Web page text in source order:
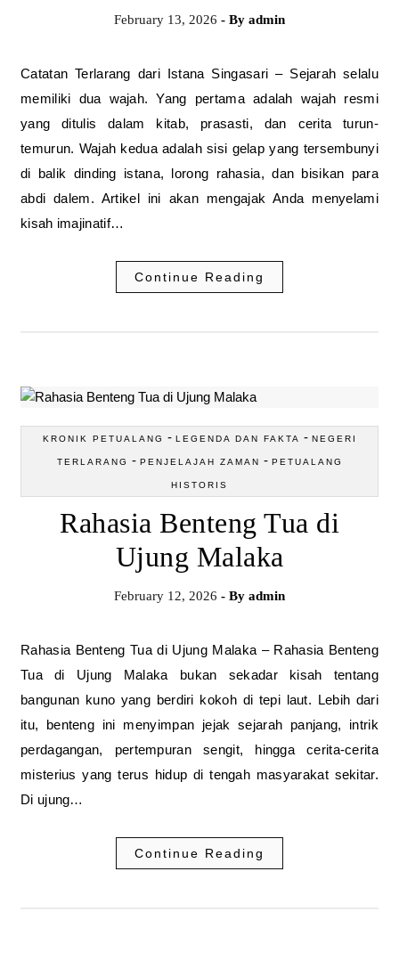
February 13, 2026 - By admin
Catatan Terlarang dari Istana Singasari – Sejarah selalu
memiliki dua wajah. Yang pertama adalah wajah resmi
yang ditulis dalam kitab, prasasti, dan cerita turun-
temurun. Wajah kedua adalah sisi gelap yang tersembunyi
di balik dinding istana, lorong rahasia, dan bisikan para
abdi dalem. Artikel ini akan mengajak Anda menyelami
kisah imajinatif…
Continue Reading
KRONIK PETUALANG - LEGENDA DAN FAKTA - NEGERI
TERLARANG - PENJELAJAH ZAMAN - PETUALANG
HISTORIS
Rahasia Benteng Tua di
Ujung Malaka
February 12, 2026 - By admin
Rahasia Benteng Tua di Ujung Malaka – Rahasia Benteng
Tua di Ujung Malaka bukan sekadar kisah tentang
bangunan kuno yang berdiri kokoh di tepi laut. Lebih dari
itu, benteng ini menyimpan jejak sejarah panjang, intrik
perdagangan, pertempuran sengit, hingga cerita-cerita
misterius yang terus hidup di tengah masyarakat sekitar.
Di ujung…
Continue Reading